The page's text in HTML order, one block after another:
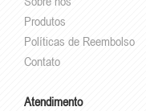
Produtos
Políticas de Reembolso
Contato
Atendimento